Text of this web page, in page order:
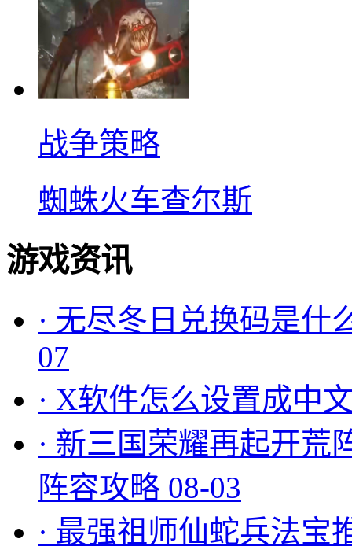
战争策略
蜘蛛火车查尔斯
游戏资讯
· 无尽冬日兑换码是什
07
· X软件怎么设置成中
· 新三国荣耀再起开荒
阵容攻略 08-03
· 最强祖师仙蛇兵法宝